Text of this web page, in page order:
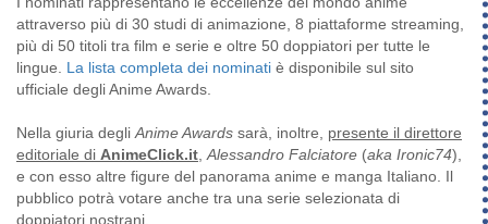
attraverso più di 30 studi di animazione, 8 piattaforme streaming,
più di 50 titoli tra film e serie e oltre 50 doppiatori per tutte le
lingue. La lista completa dei nominati è disponibile sul sito
ufficiale degli Anime Awards.
Nella giuria degli Anime Awards sarà, inoltre, presente il direttore
editoriale di AnimeClick.it Alessandro Falciatore (aka Ironic74),
e con esso altre figure del panorama anime e manga Italiano. Il
pubblico potrà votare anche tra una serie selezionata di
doppiatori nostrani.